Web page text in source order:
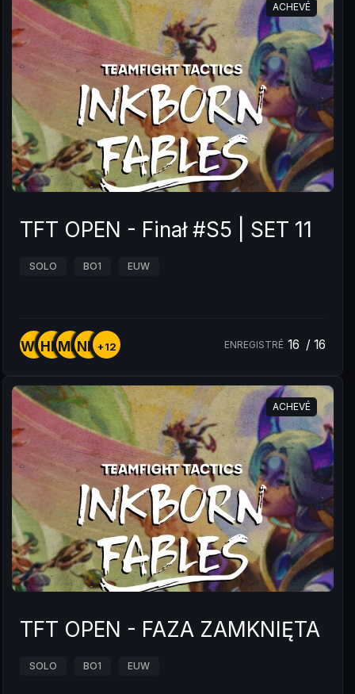
ACHEVÉ
TFT OPEN - Finał #S5 | SET 11
SOLO BO1 EUW
WMHMMMNM+12 ENREGISTRÉ 16 / 16
ACHEVÉ
TFT OPEN - FAZA ZAMKNIĘTA
SOLO BO1 EUW